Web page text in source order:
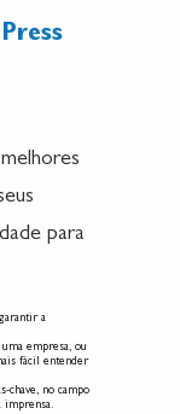
para
a
empresa, ou
fácil entender
chave, no campo
imprensa.